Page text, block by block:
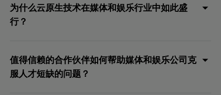
为什么云原生技术在媒体和娱乐行业中如此盛
行？
值得信赖的合作伙伴如何帮助媒体和娱乐公司克
服人才短缺的问题？